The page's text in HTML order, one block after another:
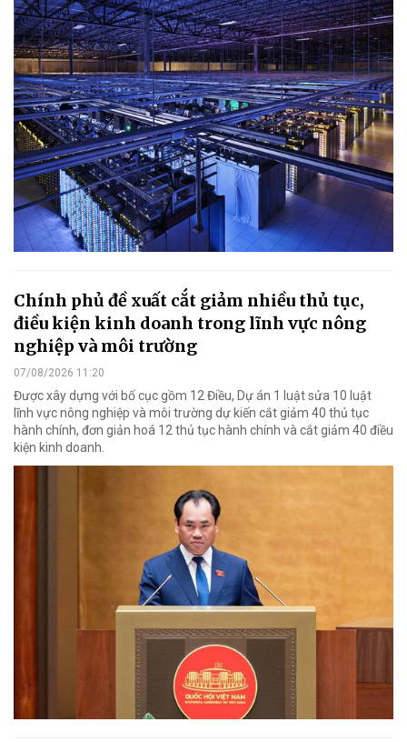
Chính phủ đề xuất cắt giảm nhiều thủ tục,
điều kiện kinh doanh trong lĩnh vực nông
nghiệp và môi trường
07/08/2026 11:20
Được xây dựng với bố cục gồm 12 Điều, Dự án 1 luật sửa 10 luật
lĩnh vực nông nghiệp và môi trường dự kiến cắt giảm 40 thủ tục
hành chính, đơn giản hoá 12 thủ tục hành chính và cắt giảm 40 điều
kiện kinh doanh.